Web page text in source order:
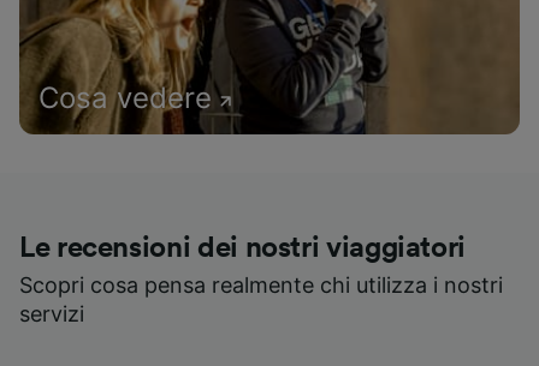
Cosa vedere
Le recensioni dei nostri viaggiatori
Scopri cosa pensa realmente chi utilizza i nostri
servizi